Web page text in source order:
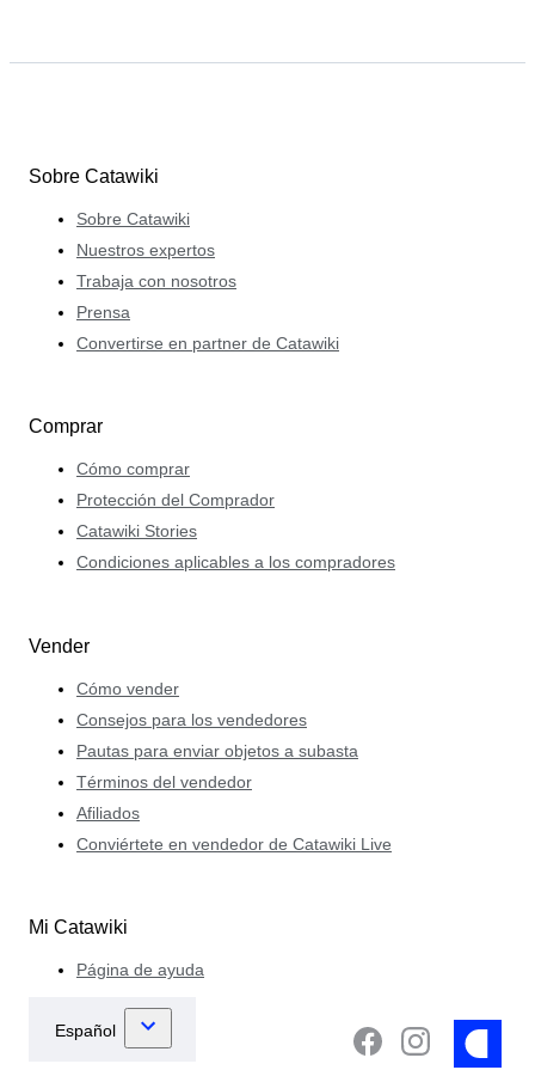
Sobre Catawiki
Sobre Catawiki
Nuestros expertos
Trabaja con nosotros
Prensa
Convertirse en partner de Catawiki
Comprar
Cómo comprar
Protección del Comprador
Catawiki Stories
Condiciones aplicables a los compradores
Vender
Cómo vender
Consejos para los vendedores
Pautas para enviar objetos a subasta
Términos del vendedor
Afiliados
Conviértete en vendedor de Catawiki Live
Mi Catawiki
Página de ayuda